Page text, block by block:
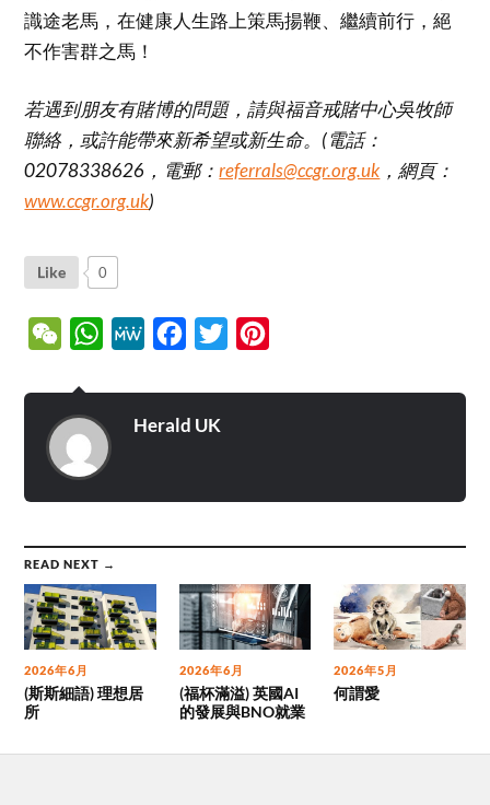
識途老馬，在健康人生路上策馬揚鞭、繼續前行，絕
不作害群之馬！
若遇到朋友有賭博的問題，請與福音戒賭中心吳牧師
聯絡，或許能帶來新希望或新生命。(電話：
02078338626，電郵：referrals@ccgr.org.uk ，網頁：
www.ccgr.org.uk)
Like 0
WeChatWhatsApp
MeWe Facebook
Twitter
Herald UK
READ NEXT →
2026年6月
(斯斯細語) 理想居
所
2026年6月
(福杯滿溢) 英國AI
的發展與BNO就業
2026年5月
何謂愛